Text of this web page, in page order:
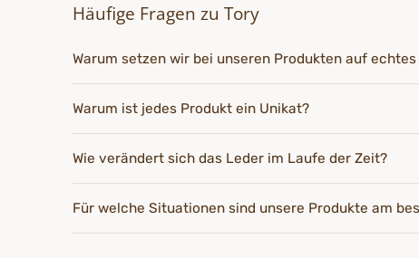
Häufige Fragen zu Tory
Warum setzen wir bei unseren Produkten auf echtes
Warum ist jedes Produkt ein Unikat?
Wie verändert sich das Leder im Laufe der Zeit?
Für welche Situationen sind unsere Produkte am